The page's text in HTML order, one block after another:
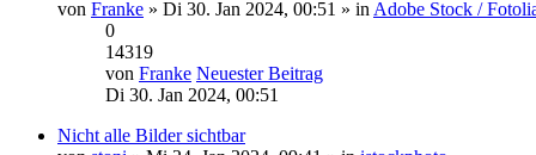
von Franke » Di 30. Jan 2024, 00:51 » in Adobe Stock /
0
14319
von Franke Neuester Beitrag
Di 30. Jan 2024, 00:51
Nicht alle Bilder sichtbar